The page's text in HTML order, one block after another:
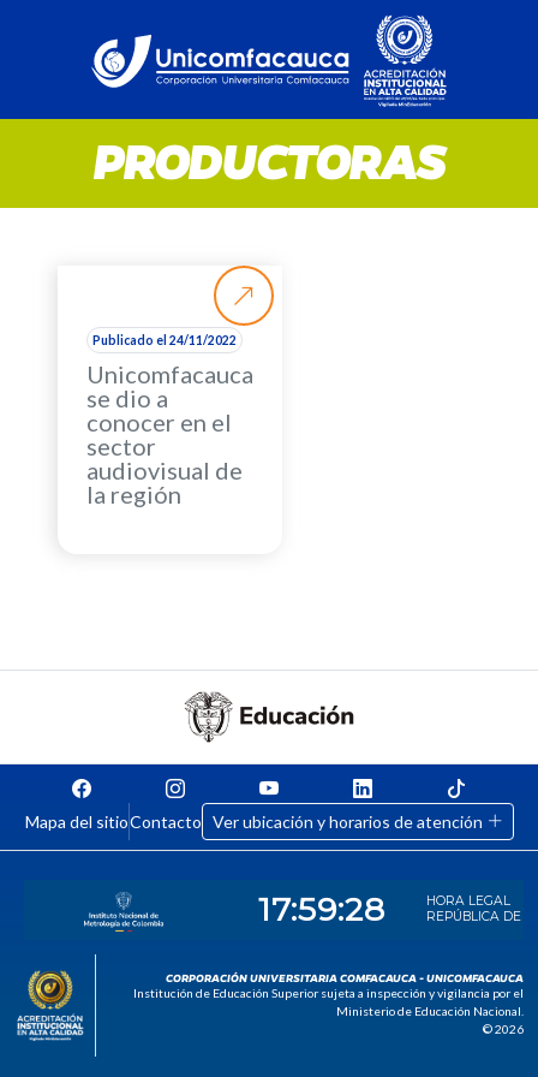
PRODUCTORAS
Publicado el 24/11/2022
Unicomfacauca
se dio a
conocer en el
sector
audiovisual de
la región
Mapa del sitioContacto Ver ubicación y horarios de atención
CORPORACIÓN UNIVERSITARIA COMFACAUCA - UNICOMFACAUCA
Institución de Educación Superior sujeta a inspección y vigilancia por el
Ministerio de Educación Nacional.
© 2026